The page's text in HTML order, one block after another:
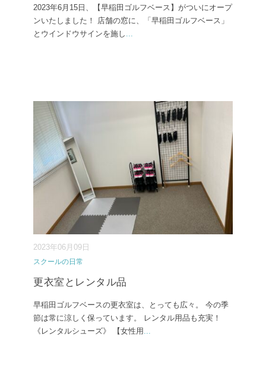
2023年6月15日、【早稲田ゴルフベース】がついにオープ
ンいたしました！ 店舗の窓に、「早稲田ゴルフベース」
とウインドウサインを施し ...
2023年06月09日
スクールの日常
更衣室とレンタル品
早稲田ゴルフベースの更衣室は、とっても広々。 今の季
節は常に涼しく保っています。 レンタル用品も充実！
《レンタルシューズ》 【女性用 ...